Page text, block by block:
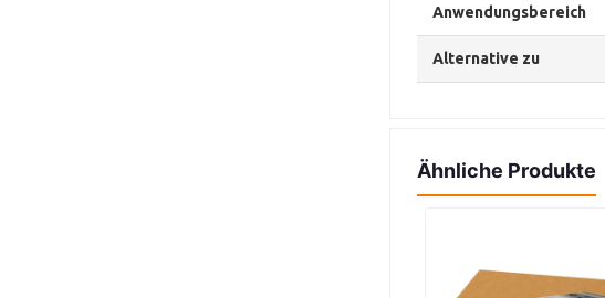
Anwendungsbereich
Alternative zu
Ähnliche Produkte